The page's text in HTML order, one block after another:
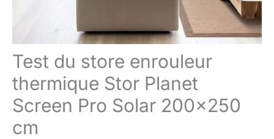
Test du store enrouleur
thermique Stor Planet
Screen Pro Solar 200×250
cm